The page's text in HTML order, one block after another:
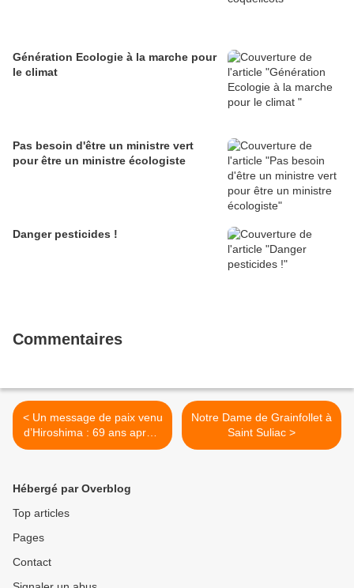
Génération Ecologie à la marche pour
le climat
Pas besoin d'être un ministre vert
pour être un ministre écologiste
Danger pesticides !
Commentaires
< Un message de paix venu
d’Hiroshima : 69 ans après,
la paix reste la meilleure
Notre Dame de Grainfollet à
Saint Suliac >
Hébergé par Overblog
Top articles
Pages
Contact